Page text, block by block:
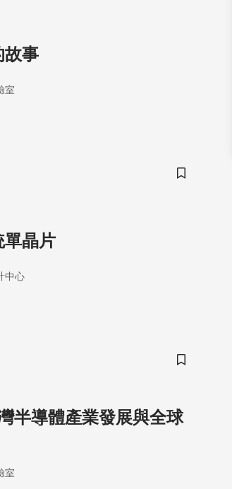
故事
室
儲存書籤
單晶片
中心
儲存書籤
半導體產業發展與全球
室